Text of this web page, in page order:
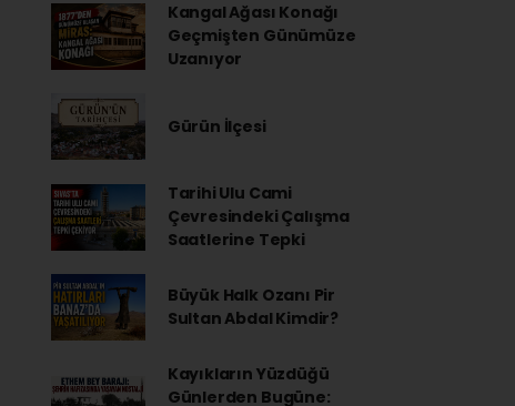
Kangal Ağası Konağı
Geçmişten Günümüze
Uzanıyor
Gürün İlçesi
Tarihi Ulu Cami
Çevresindeki Çalışma
Saatlerine Tepki
Büyük Halk Ozanı Pir
Sultan Abdal Kimdir?
Kayıkların Yüzdüğü
Günlerden Bugüne: